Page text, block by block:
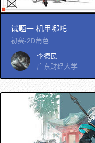
试题一 机甲哪吒
初赛-2D角色
李德民
广东财经大学